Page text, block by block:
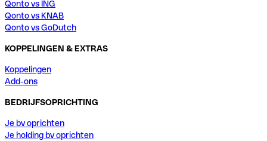
Qonto vs ING
Qonto vs KNAB
Qonto vs GoDutch
KOPPELINGEN & EXTRAS
Koppelingen
Add-ons
BEDRIJFSOPRICHTING
Je bv oprichten
Je holding bv oprichten